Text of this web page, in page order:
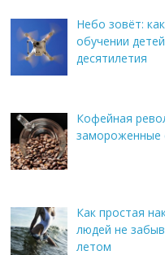
Небо зовёт:
обучении
десятилетия
Кофейная
замороженные
Как простая
людей не
летом